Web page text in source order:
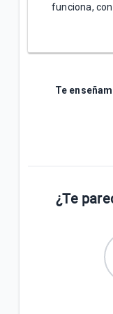
funciona,
Te
¿Te